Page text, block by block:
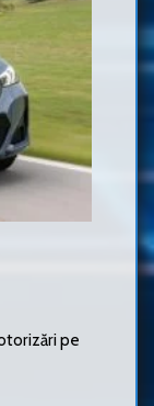
pe